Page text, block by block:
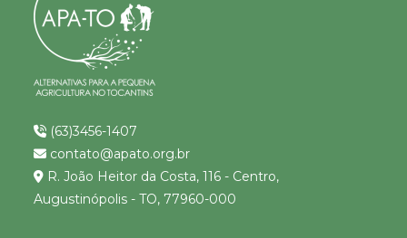
(63)3456-1407
contato@apato.org.br
R. João Heitor da Costa, 116 - Centro,
Augustinópolis - TO, 77960-000